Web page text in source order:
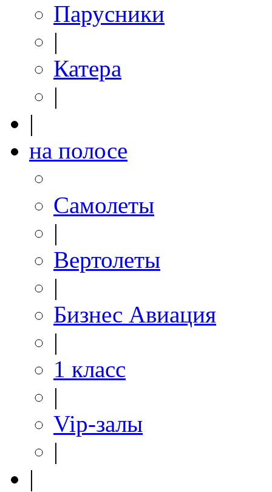
Парусники
|
Катера
|
|
на полосе
Самолеты
|
Вертолеты
|
Бизнес Авиация
|
1 класс
|
Vip-залы
|
|